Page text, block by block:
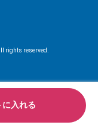
に入れる
rights reserved.